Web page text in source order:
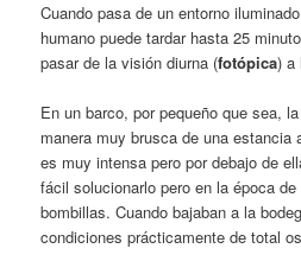
Cuando pasa de un entorno
humano puede tardar hasta 25
pasar de la visión diurna (fotópica) a
En un barco, por pequeño que sea,
manera muy brusca de una estancia
es muy intensa pero por debajo de
fácil solucionarlo pero en la época
bombillas. Cuando bajaban a la
condiciones prácticamente de total